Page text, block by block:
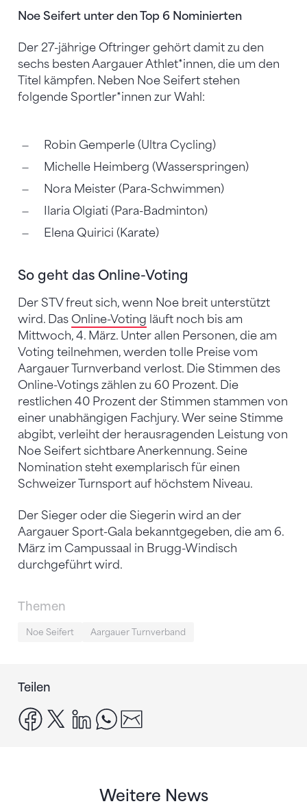
Noe Seifert unter den Top 6 Nominierten
Der 27-jährige Oftringer gehört damit zu den
sechs besten Aargauer Athlet*innen, die um den
Titel kämpfen. Neben Noe Seifert stehen
folgende Sportler*innen zur Wahl:
Robin Gemperle (Ultra Cycling)
Michelle Heimberg (Wasserspringen)
Nora Meister (Para-Schwimmen)
Ilaria Olgiati (Para-Badminton)
Elena Quirici (Karate)
So geht das Online-Voting
Der STV freut sich, wenn Noe breit unterstützt
wird. Das Online-Voting läuft noch bis am
Mittwoch, 4. März. Unter allen Personen, die am
Voting teilnehmen, werden tolle Preise vom
Aargauer Turnverband verlost. Die Stimmen des
Online-Votings zählen zu 60 Prozent. Die
restlichen 40 Prozent der Stimmen stammen von
einer unabhängigen Fachjury. Wer seine Stimme
abgibt, verleiht der herausragenden Leistung von
Noe Seifert sichtbare Anerkennung. Seine
Nomination steht exemplarisch für einen
Schweizer Turnsport auf höchstem Niveau.
Der Sieger oder die Siegerin wird an der
Aargauer Sport-Gala bekanntgegeben, die am 6.
März im Campussaal in Brugg-Windisch
durchgeführt wird.
Themen
Noe Seifert Aargauer Turnverband
Teilen
facebook
x linkedinwhatsapp
Weitere News